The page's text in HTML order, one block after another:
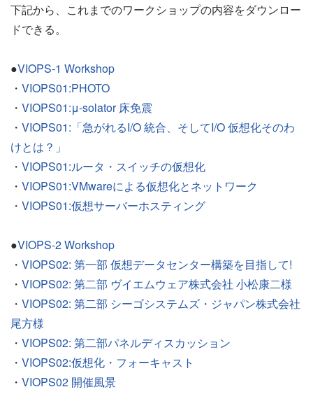
下記から、これまでのワークショップの内容をダウンロー
ドできる。
●VIOPS-1 Workshop
・ VIOPS01:PHOTO
・ VIOPS01:μ-solator 床免震
・ VIOPS01:「急がれるI/O 統合、そしてI/O 仮想化そのわ
けとは？」
・ VIOPS01:ルータ・スイッチの仮想化
・ VIOPS01:VMwareによる仮想化とネットワーク
・ VIOPS01:仮想サーバーホスティング
●VIOPS-2 Workshop
・ VIOPS02: 第一部 仮想データセンター構築を目指して!
・ VIOPS02: 第二部 ヴイエムウェア株式会社 小松康二様
・ VIOPS02: 第二部 シーゴシステムズ・ジャパン株式会社
尾方様
・ VIOPS02: 第二部パネルディスカッション
・ VIOPS02:仮想化・フォーキャスト
・ VIOPS02 開催風景